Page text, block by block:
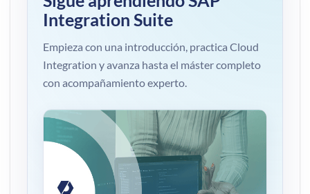
Integration Suite
Empieza con una introducción, practica Cloud
Integration y avanza hasta el máster completo
con acompañamiento experto.